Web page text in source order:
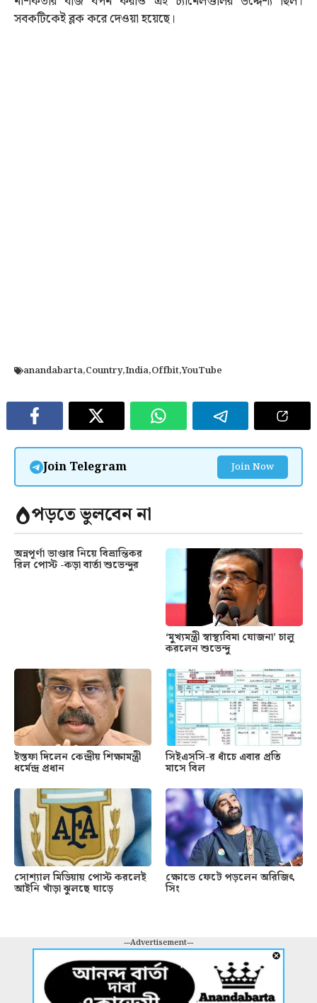
সবকটিকেই ব্লক করে দেওয়া হয়েছে।
anandabarta,Country,India,Offbit,YouTube
Join Telegram Join Now
পড়তে ভুলবেন না
অন্নপূর্ণা ভাণ্ডার নিয়ে বিভ্রান্তিকর
রিল পোস্ট -কড়া বার্তা শুভেন্দুর
‘মুখ্যমন্ত্রী স্বাস্থ্যবিমা যোজনা’ চালু
করলেন শুভেন্দু
ইস্তফা দিলেন কেন্দ্রীয় শিক্ষামন্ত্রী
ধর্মেন্দ্র প্রধান
সিইএসসি-র ধাঁচে এবার প্রতি
মাসে বিল
সোশ্যাল মিডিয়ায় পোস্ট করলেই
আইনি খাঁড়া ঝুলছে ঘাড়ে
ক্ষোভে ফেটে পড়লেন অরিজিৎ
সিং
---Advertisement---